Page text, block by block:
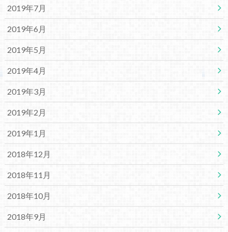
2019年7月
2019年6月
2019年5月
2019年4月
2019年3月
2019年2月
2019年1月
2018年12月
2018年11月
2018年10月
2018年9月